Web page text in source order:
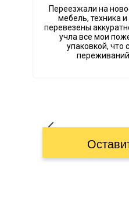
Переезжали на
мебель, техника
перевезены
учла все мои
упаковкой, что